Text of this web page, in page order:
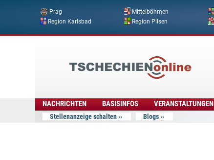
Prag Mittelböhmen
Region Karlsbad
Region Pilsen
Online
NACHRICHTEN BASISINFOS VERANSTALTUNGEN
Stellenanzeige schalten Blogs